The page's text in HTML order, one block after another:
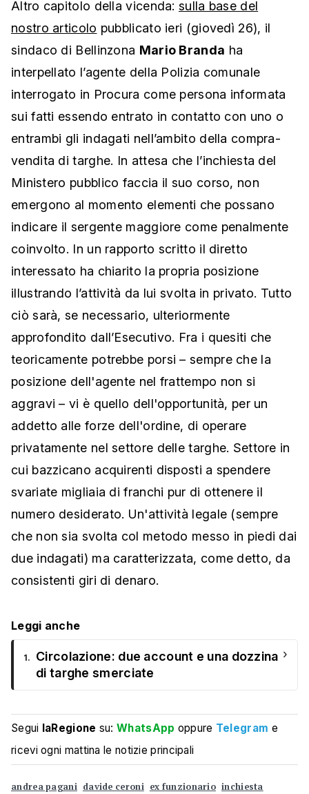
Altro capitolo della vicenda:sulla base del
nostro articolo pubblicato ieri (giovedì 26), il
sindaco di Bellinzona Mario Branda ha
interpellato l’agente della Polizia comunale
interrogato in Procura come persona informata
sui fatti essendo entrato in contatto con uno o
entrambi gli indagati nell’ambito della compra-
vendita di targhe. In attesa che l’inchiesta del
Ministero pubblico faccia il suo corso, non
emergono al momento elementi che possano
indicare il sergente maggiore come penalmente
coinvolto. In un rapporto scritto il diretto
interessato ha chiarito la propria posizione
illustrando l’attività da lui svolta in privato. Tutto
ciò sarà, se necessario, ulteriormente
approfondito dall’Esecutivo. Fra i quesiti che
teoricamente potrebbe porsi – sempre che la
posizione dell'agente nel frattempo non si
aggravi – vi è quello dell'opportunità, per un
addetto alle forze dell'ordine, di operare
privatamente nel settore delle targhe. Settore in
cui bazzicano acquirenti disposti a spendere
svariate migliaia di franchi pur di ottenere il
numero desiderato. Un'attività legale (sempre
che non sia svolta col metodo messo in piedi dai
due indagati) ma caratterizzata, come detto, da
consistenti giri di denaro.
Leggi anche
1.
Circolazione: due account e una dozzina
di targhe smerciate
›
Segui laRegione su:WhatsApp oppure Telegram e
ricevi ogni mattina le notizie principali
andrea pagani davide ceroni ex funzionario inchiesta